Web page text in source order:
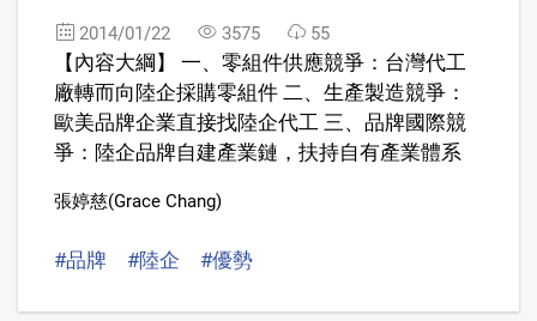
2014/01/22 3575 55
【內容大綱】 一、零組件供應競爭：台灣代工
廠轉而向陸企採購零組件 二、生產製造競爭：
歐美品牌企業直接找陸企代工 三、品牌國際競
爭：陸企品牌自建產業鏈，扶持自有產業體系
張婷慈(Grace Chang)
#品牌 #陸企 #優勢